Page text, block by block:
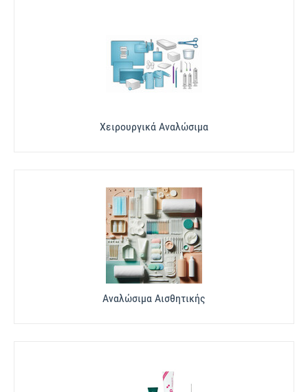
Χειρουργικά Αναλώσιμα
Αναλώσιμα Αισθητικής